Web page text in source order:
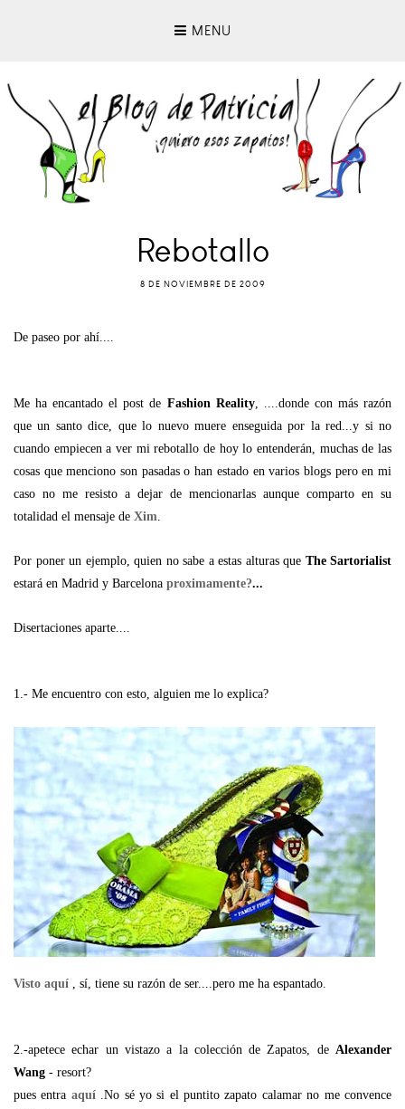
MENU
Rebotallo
8 DE NOVIEMBRE DE 2009
De paseo por ahí....
Me ha encantado el post de Fashion Reality, ....donde con más razón
que un santo dice, que lo nuevo muere enseguida por la red...y si no
cuando empiecen a ver mi rebotallo de hoy lo entenderán, muchas de las
cosas que menciono son pasadas o han estado en varios blogs pero en mi
caso no me resisto a dejar de mencionarlas aunque comparto en su
totalidad el mensaje de Xim
Por poner un ejemplo, quien no sabe a estas alturas que The Sartorialist
estará en Madrid y Barcelona proximamente?...
Disertaciones aparte....
1.- Me encuentro con esto, alguien me lo explica?
Visto aquí , sí, tiene su razón de ser....pero me ha espantado.
2.-apetece echar un vistazo a la colección de Zapatos, de Alexander
Wang - resort?
pues entra aquí.No sé yo si el puntito zapato calamar no me convence